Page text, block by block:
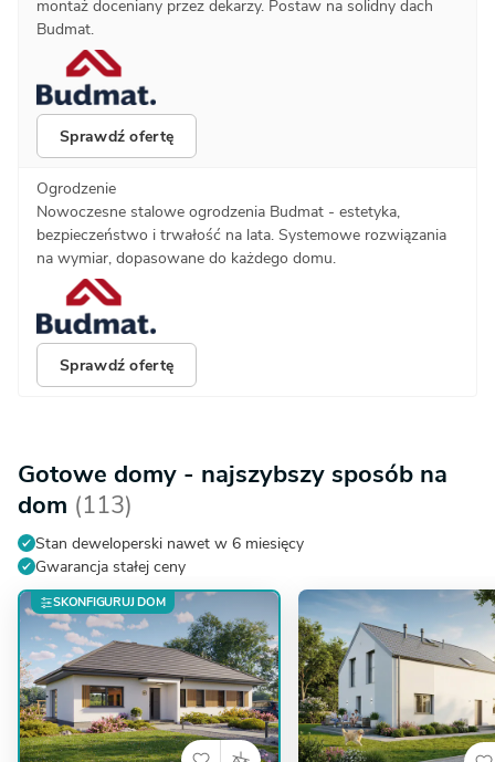
montaż doceniany przez dekarzy. Postaw na solidny dach
Budmat.
Sprawdź ofertę
Ogrodzenie
Nowoczesne stalowe ogrodzenia Budmat - estetyka,
bezpieczeństwo i trwałość na lata. Systemowe rozwiązania
na wymiar, dopasowane do każdego domu.
Sprawdź ofertę
Gotowe domy - najszybszy sposób na
dom (113)
Stan deweloperski nawet w 6 miesięcy
Gwarancja stałej ceny
SKONFIGURUJ DOM